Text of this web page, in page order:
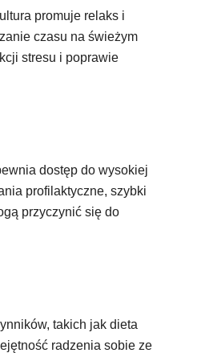
promuje relaks i
czasu na świeżym
stresu i poprawie
dostęp do wysokiej
profilaktyczne, szybki
przyczynić się do
takich jak dieta
radzenia sobie ze